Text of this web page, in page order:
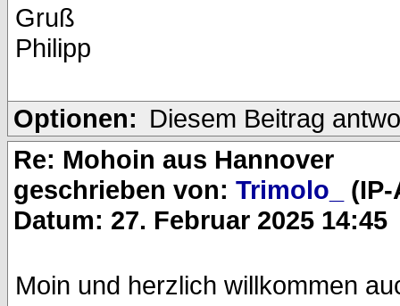
Gruß
Philipp
Optionen: Diesem Beitrag
Re: Mohoin aus Hannover
geschrieben von: Trimolo_
Datum: 27. Februar 2025 14:45
Moin und herzlich willkommen